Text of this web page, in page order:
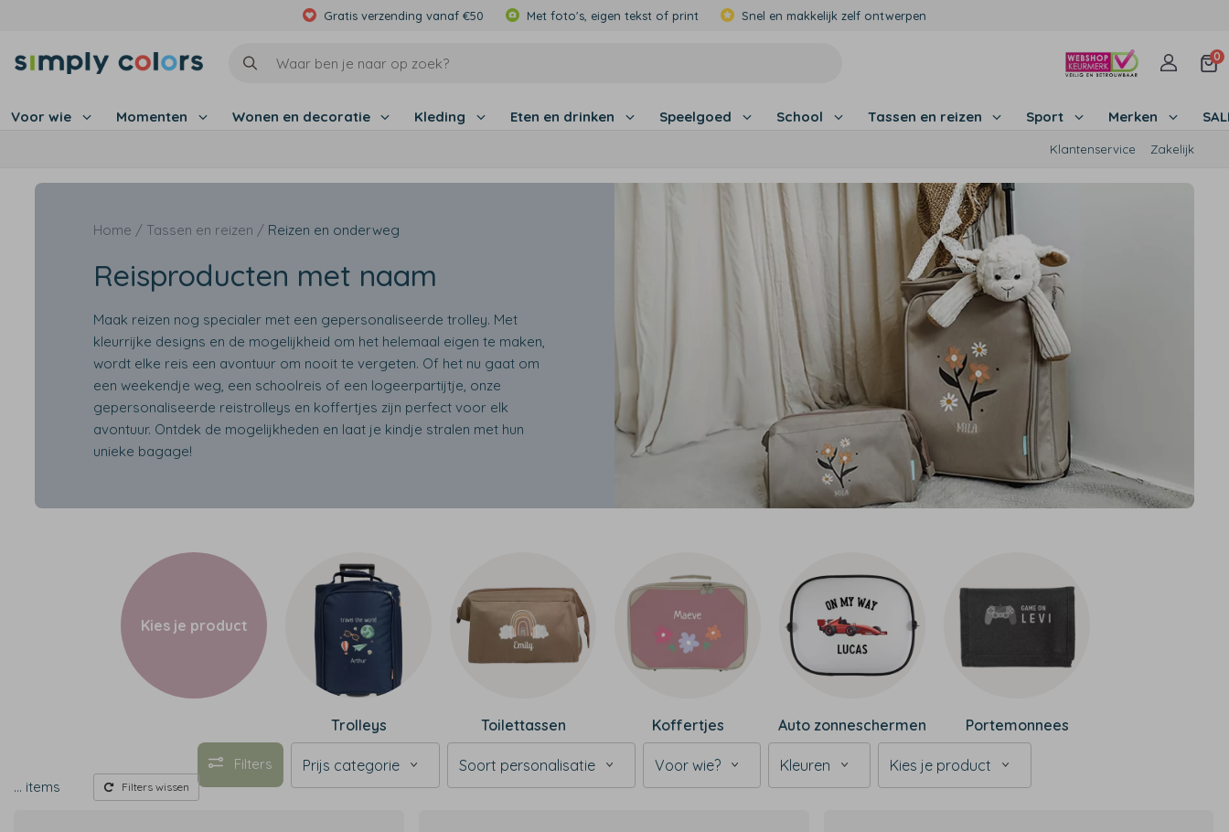
Gratis verzending vanaf €50 Met foto's, eigen tekst of print Snel en makkelijk zelf ontwerpen
0
Voor wie Momenten Wonen en decoratie Kleding Eten en drinken Speelgoed School Tassen en reizen Sport Merken
Klantenservice Zakelijk
Home / Tassen en reizen / Reizen en onderweg
Reisproducten met naam
Maak reizen nog specialer met een gepersonaliseerde trolley. Met
kleurrijke designs en de mogelijkheid om het helemaal eigen te maken,
wordt elke reis een avontuur om nooit te vergeten. Of het nu gaat om
een weekendje weg, een schoolreis of een logeerpartijtje, onze
gepersonaliseerde reistrolleys en koffertjes zijn perfect voor elk
avontuur. Ontdek de mogelijkheden en laat je kindje stralen met hun
unieke bagage!
Kies je product
Trolleys Toilettassen Koffertjes Auto zonneschermen Portemonnees
Filters Prijs categorie Soort personalisatie Voor wie? Kleuren Kies je product
… items Filters wissen